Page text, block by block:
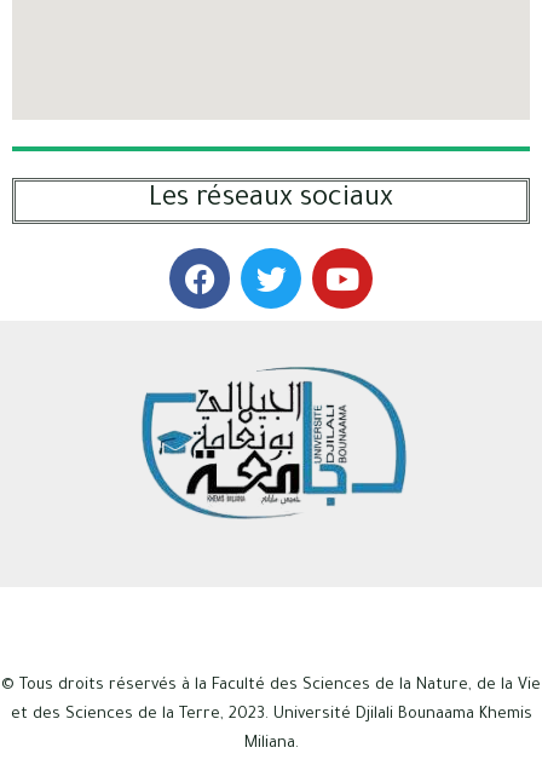
Les réseaux sociaux
© Tous droits réservés à la Faculté des Sciences de la Nature, de la Vie
et des Sciences de la Terre, 2023. Université Djilali Bounaama Khemis
Miliana.